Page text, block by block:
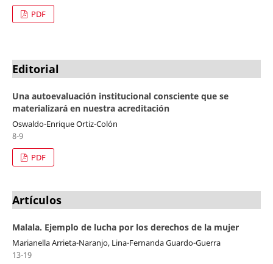
PDF
Editorial
Una autoevaluación institucional consciente que se
materializará en nuestra acreditación
Oswaldo-Enrique Ortiz-Colón
8-9
PDF
Artículos
Malala. Ejemplo de lucha por los derechos de la mujer
Marianella Arrieta-Naranjo, Lina-Fernanda Guardo-Guerra
13-19